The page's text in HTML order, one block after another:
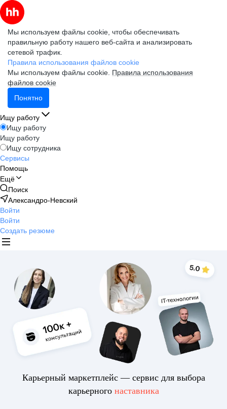
Мы используем файлы cookie, чтобы обеспечивать
правильную работу нашего веб-сайта и анализировать
сетевой трафик.
Правила использования файлов cookie
Мы используем файлы cookie. Правила использования
файлов cookie
Понятно
Ищу работу
Ищу работу
Ищу работу
Ищу сотрудника
Сервисы
Помощь
Ещё
Поиск
Александро-Невский
Войти
Войти
Создать резюме
Карьерный маркетплейс — сервис для выбора
карьерного наставника